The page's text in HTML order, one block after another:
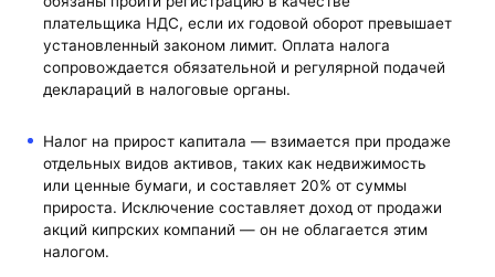
плательщика НДС, если их годовой оборот превышает
установленный законом лимит. Оплата налога
сопровождается обязательной и регулярной подачей
деклараций в налоговые органы.
Налог на прирост капитала — взимается при продаже
отдельных видов активов, таких как недвижимость
или ценные бумаги, и составляет 20% от суммы
прироста. Исключение составляет доход от продажи
акций кипрских компаний — он не облагается этим
налогом.